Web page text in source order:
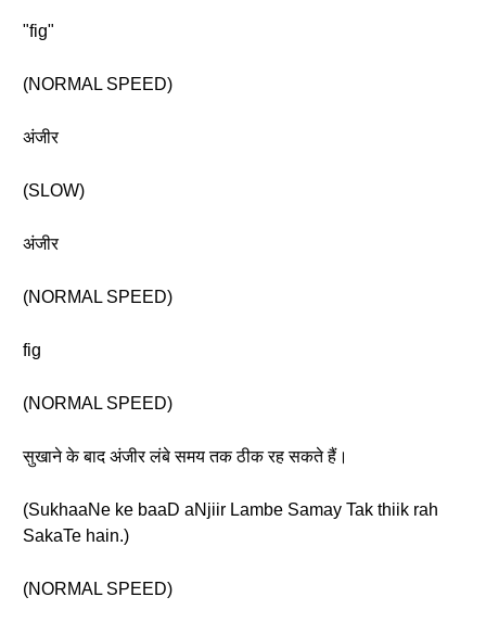
"fig"
(NORMAL SPEED)
अंजीर
(SLOW)
अंजीर
(NORMAL SPEED)
fig
(NORMAL SPEED)
सुखाने के बाद अंजीर लंबे समय तक ठीक रह सकते हैं।
(SukhaaNe ke baaD aNjiir Lambe Samay Tak thiik rah
SakaTe hain.)
(NORMAL SPEED)